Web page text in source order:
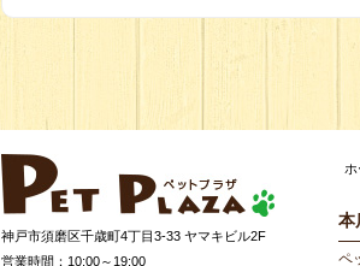
神戸市須磨区千歳町4丁目3-33 ヤマキビル2F
営業時間：10:00～19:00
ホ
本
ペ